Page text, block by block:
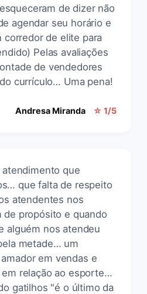
de dizer não
agendar seu horário e
corredor de elite para
Pelas avaliações
de vendedores
currículo… Uma pena!
Andresa Miranda ☆ 1/5
atendimento que
que falta de respeito
atendentes nos
de propósito e quando
alguém nos atendeu
metade… um
em vendas e
relação ao esporte…
gatilhos "é o último da